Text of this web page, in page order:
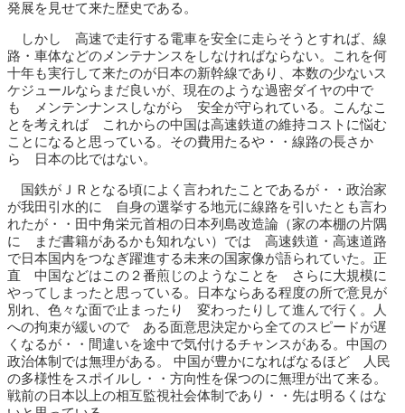
発展を見せて来た歴史である。
しかし 高速で走行する電車を安全に走らそうとすれば、線
路・車体などのメンテナンスをしなければならない。これを何
十年も実行して来たのが日本の新幹線であり、本数の少ないス
ケジュールならまだ良いが、現在のような過密ダイヤの中で
も メンテンナンスしながら 安全が守られている。こんなこ
とを考えれば これからの中国は高速鉄道の維持コストに悩む
ことになると思っている。その費用たるや・・線路の長さか
ら 日本の比ではない。
国鉄がＪＲとなる頃によく言われたことであるが・・政治家
が我田引水的に 自身の選挙する地元に線路を引いたとも言わ
れたが・・田中角栄元首相の日本列島改造論（家の本棚の片隅
に まだ書籍があるかも知れない）では 高速鉄道・高速道路
で日本国内をつなぎ躍進する未来の国家像が語られていた。正
直 中国などはこの２番煎じのようなことを さらに大規模に
やってしまったと思っている。日本ならある程度の所で意見が
別れ、色々な面で止まったり 変わったりして進んで行く。人
への拘束が緩いので ある面意思決定から全てのスピードが遅
くなるが・・間違いを途中で気付けるチャンスがある。中国の
政治体制では無理がある。 中国が豊かになればなるほど 人民
の多様性をスポイルし・・方向性を保つのに無理が出て来る。
戦前の日本以上の相互監視社会体制であり・・先は明るくはな